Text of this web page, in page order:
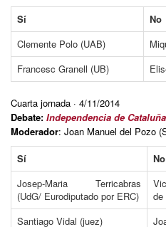
Sí
No
Clemente Polo (UAB)
Francesc Granell (UB)
Cuarta jornada · 4/11/2014
Debate: Independencia de
Moderador: Joan Manuel del Pozo
Sí
No
Josep-Maria Terricabras
(UdG/ Eurodiputado por ERC)
de
Santiago Vidal (juez)